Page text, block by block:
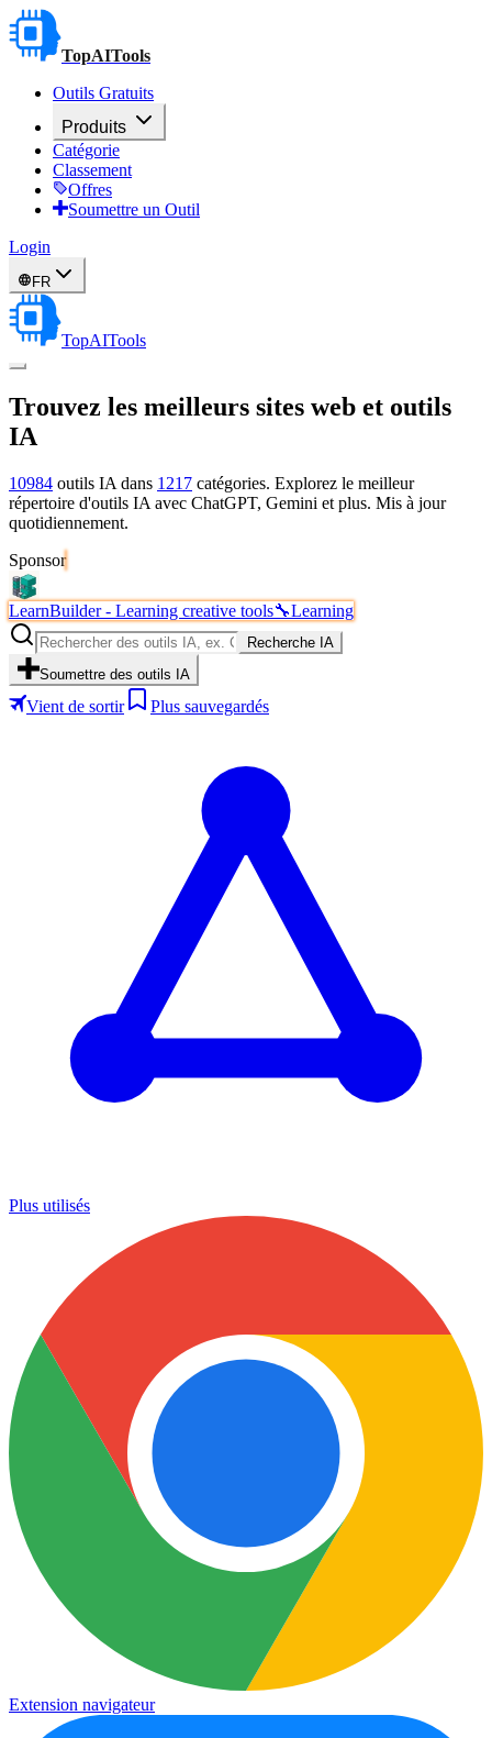
TopAITools
Outils Gratuits
Produits
Catégorie
Classement
Offres
Soumettre un Outil
Login
FR
TopAITools
Trouvez les meilleurs sites web et outils
IA
10984 outils IA dans 1217 catégories. Explorez le meilleur
répertoire d'outils IA avec ChatGPT, Gemini et plus. Mis à jour
quotidiennement.
Sponsor
LearnBuilder - Learning creative tools🔧Learning
Recherche IA
Soumettre des outils IA
Vient de sortir Plus sauvegardés
Plus utilisés
Extension navigateur